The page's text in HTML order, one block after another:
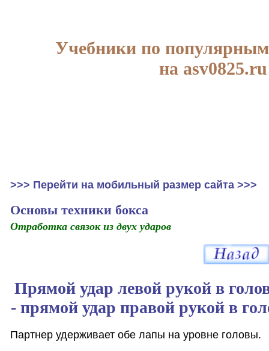
Учебники по
на asv0825.ru
>>> Перейти на мобильный размер сайта >>>
Основы техники бокса
Отработка связок из двух ударов
Прямой удар левой рукой в
- прямой удар правой рукой в
Партнер удерживает обе лапы на уровне головы.